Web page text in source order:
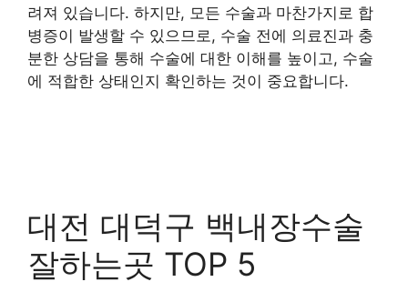
려져 있습니다. 하지만, 모든 수술과 마찬가지로 합
병증이 발생할 수 있으므로, 수술 전에 의료진과 충
분한 상담을 통해 수술에 대한 이해를 높이고, 수술
에 적합한 상태인지 확인하는 것이 중요합니다.
대전 대덕구 백내장수술
잘하는곳 TOP 5